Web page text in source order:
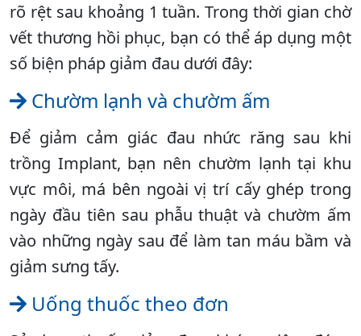
rõ rệt sau khoảng 1 tuần. Trong thời gian chờ
vết thương hồi phục, bạn có thể áp dụng một
số biện pháp giảm đau dưới đây:
Chườm lạnh và chườm ấm
Để giảm cảm giác đau nhức răng sau khi
trồng Implant, bạn nên chườm lạnh tại khu
vực môi, má bên ngoài vị trí cấy ghép trong
ngày đầu tiên sau phẫu thuật và chườm ấm
vào những ngày sau để làm tan máu bầm và
giảm sưng tấy.
Uống thuốc theo đơn